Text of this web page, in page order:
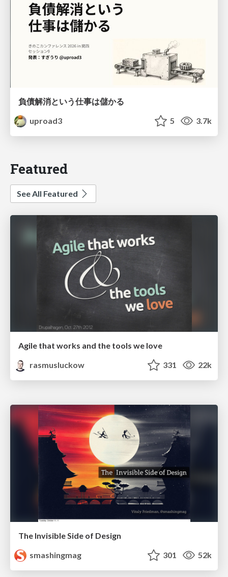
負債解消という仕事は儲かる
uproad3
5 3.7k
Featured
See All Featured
Agile that works and the tools we love
rasmusluckow
331 22k
The Invisible Side of Design
smashingmag
301 52k